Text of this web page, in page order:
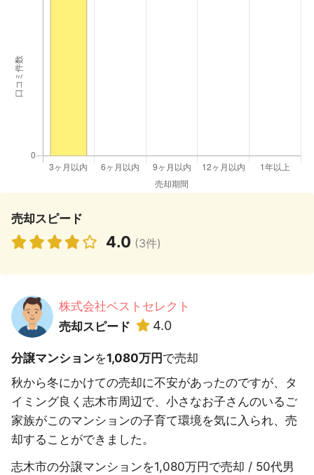
売却スピード
4.0 (3件)
株式会社ベストセレクト
売却スピード
4.0
分譲マンションを1,080万円 で売却
秋から冬にかけての売却に不安があったのですが、タ
イミング良く志木市周辺で、小さなお子さんのいるご
家族がこのマンションの子育て環境を気に入られ、売
却することができました。
志木市の分譲マンションを1,080万円で売却 / 50代男